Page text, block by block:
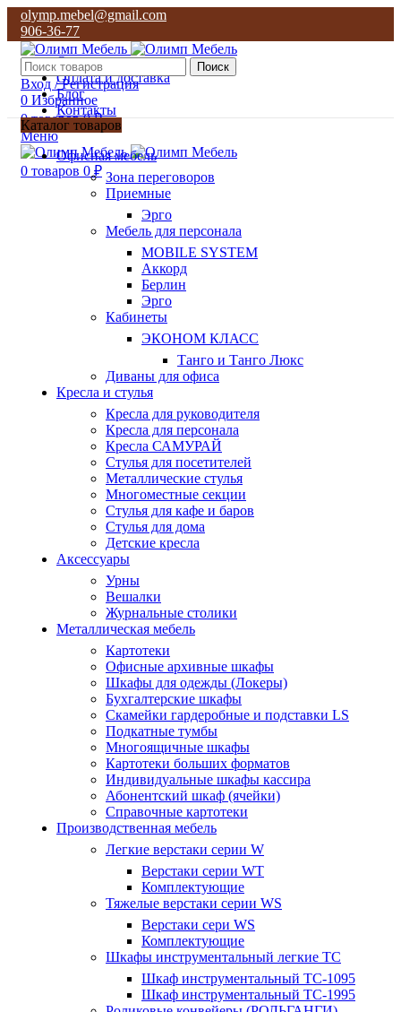
olymp.mebel@gmail.com
906-36-77
О нас
Оплата и доставка
Блог
Контакты
906-36-77
Поиск
Вход / Регистрация
0 Избранное
0товаров 0₽
Меню
0 товаров 0 ₽
Каталог товаров
Офисная мебель
Зона переговоров
Приемные
Эрго
Мебель для персонала
MOBILE SYSTEM
Аккорд
Берлин
Эрго
Кабинеты
ЭКОНОМ КЛАСС
Танго и Танго Люкс
Диваны для офиса
Кресла и стулья
Кресла для руководителя
Кресла для персонала
Кресла САМУРАЙ
Стулья для посетителей
Металлические стулья
Многоместные секции
Стулья для кафе и баров
Стулья для дома
Детские кресла
Аксессуары
Урны
Вешалки
Журнальные столики
Металлическая мебель
Картотеки
Офисные архивные шкафы
Шкафы для одежды (Локеры)
Бухгалтерские шкафы
Скамейки гардеробные и подставки LS
Подкатные тумбы
Многоящичные шкафы
Картотеки больших форматов
Индивидуальные шкафы кассира
Абонентский шкаф (ячейки)
Справочные картотеки
Производственная мебель
Легкие верстаки серии W
Верстаки серии WT
Комплектующие
Тяжелые верстаки серии WS
Верстаки сери WS
Комплектующие
Шкафы инструментальный легкие ТС
Шкаф инструментальный TC-1095
Шкаф инструментальный TC-1995